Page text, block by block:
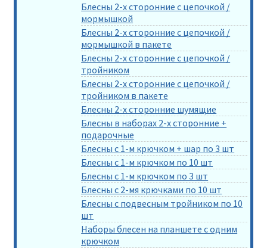
Блесны 2-х сторонние с цепочкой /
мормышкой
Блесны 2-х сторонние с цепочкой /
мормышкой в пакете
Блесны 2-х сторонние с цепочкой /
тройником
Блесны 2-х сторонние с цепочкой /
тройником в пакете
Блесны 2-х сторонние шумящие
Блесны в наборах 2-х сторонние +
подарочные
Блесны с 1-м крючком + шар по 3 шт
Блесны с 1-м крючком по 10 шт
Блесны с 1-м крючком по 3 шт
Блесны с 2-мя крючками по 10 шт
Блесны с подвесным тройником по 10
шт
Наборы блесен на планшете с одним
крючком